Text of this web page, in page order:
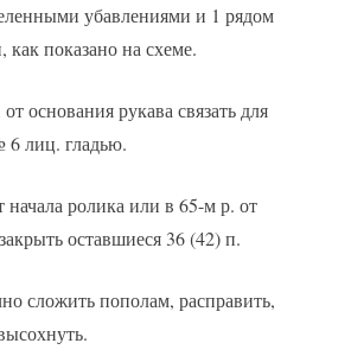
убавлениями и 1 рядом
как показано на схеме.
основания рукава связать для
лиц. гладью.
начала ролика или в 65-м р. от
оставшиеся 36 (42) п.
сложить пополам, расправить,